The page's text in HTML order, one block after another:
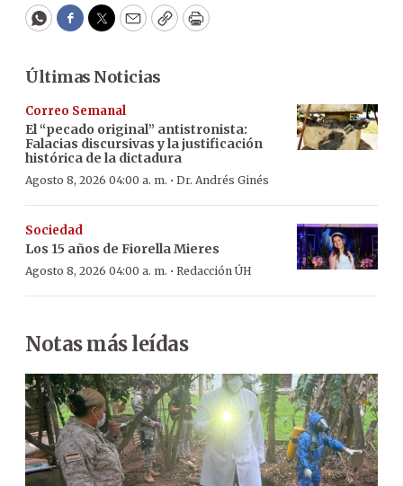
WhatsApp
Facebook
Twitter
EmailCopyPrint
Últimas Noticias
Correo Semanal
El “pecado original” antistronista:
Falacias discursivas y la justificación
histórica de la dictadura
Agosto 8, 2026 04:00 a. m. · Dr. Andrés Ginés
Sociedad
Los 15 años de Fiorella Mieres
Agosto 8, 2026 04:00 a. m. · Redacción ÚH
Notas más leídas